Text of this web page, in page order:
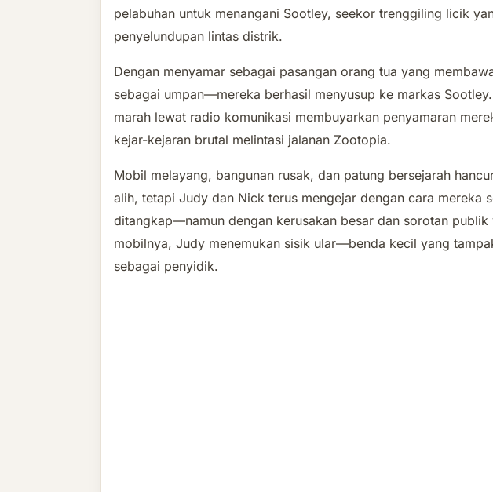
pelabuhan untuk menangani Sootley, seekor trenggiling licik
penyelundupan lintas distrik.
Dengan menyamar sebagai pasangan orang tua yang
sebagai umpan—mereka berhasil menyusup ke markas
marah lewat radio komunikasi membuyarkan penyamaran
kejar-kejaran brutal melintasi jalanan Zootopia.
Mobil melayang, bangunan rusak, dan patung bersejarah
alih, tetapi Judy dan Nick terus mengejar dengan cara mereka
ditangkap—namun dengan kerusakan besar dan sorotan
mobilnya, Judy menemukan sisik ular—benda kecil yang
sebagai penyidik.